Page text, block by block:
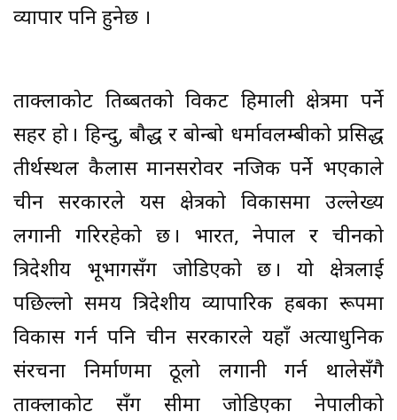
व्यापार पनि हुनेछ ।
ताक्लाकोट तिब्बतको विकट हिमाली क्षेत्रमा पर्ने
सहर हो । हिन्दु, बौद्ध र बोन्बो धर्मावलम्बीको प्रसिद्ध
तीर्थस्थल कैलास मानसरोवर नजिक पर्ने भएकाले
चीन सरकारले यस क्षेत्रको विकासमा उल्लेख्य
लगानी गरिरहेको छ । भारत, नेपाल र चीनको
त्रिदेशीय भूभागसँग जोडिएको छ । यो क्षेत्रलाई
पछिल्लो समय त्रिदेशीय व्यापारिक हबका रूपमा
विकास गर्न पनि चीन सरकारले यहाँ अत्याधुनिक
संरचना निर्माणमा ठूलो लगानी गर्न थालेसँगै
ताक्लाकोट सँग सीमा जोडिएका नेपालीको